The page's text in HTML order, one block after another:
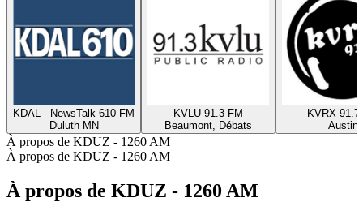
KDAL - NewsTalk 610 FM
Duluth MN
KVLU 91.3 FM
Beaumont, Débats
KVRX 91.7
Austin
À propos de KDUZ - 1260 AM
À propos de KDUZ - 1260 AM
À propos de KDUZ - 1260 AM